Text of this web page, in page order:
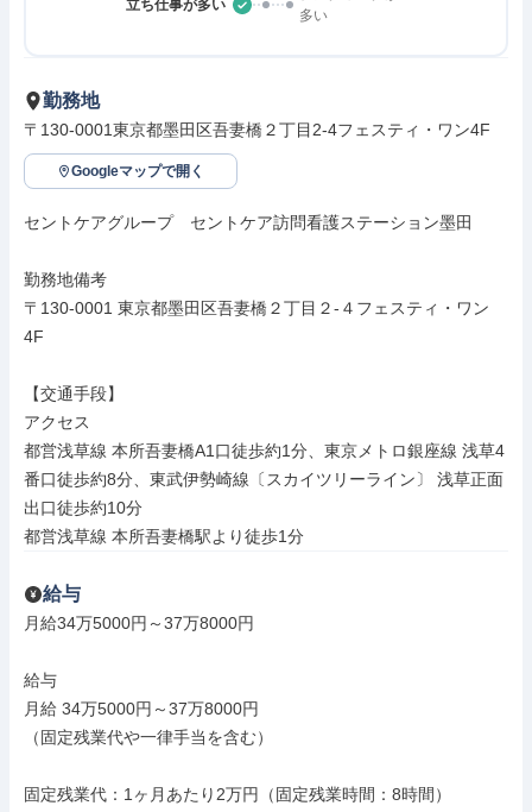
立ち仕事が多い
多い
勤務地
〒130-0001東京都墨田区吾妻橋２丁目2‐4フェスティ・ワン4F
Googleマップで開く
セントケアグループ　セントケア訪問看護ステーション墨田
勤務地備考
〒130-0001 東京都墨田区吾妻橋２丁目２‐４フェスティ・ワン
4F
【交通手段】
アクセス
都営浅草線 本所吾妻橋A1口徒歩約1分、東京メトロ銀座線 浅草4
番口徒歩約8分、東武伊勢崎線〔スカイツリーライン〕 浅草正面
出口徒歩約10分
都営浅草線 本所吾妻橋駅より徒歩1分
給与
月給34万5000円～37万8000円
給与
月給 34万5000円～37万8000円
（固定残業代や一律手当を含む）
固定残業代：1ヶ月あたり2万円（固定残業時間：8時間）